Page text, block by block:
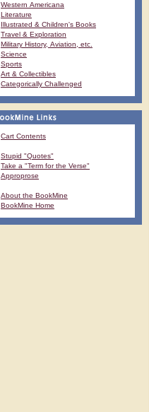
Western Americana
Literature
Illustrated & Children's Books
Travel & Exploration
Military History, Aviation, etc.
Science
Sports
Art & Collectibles
Categorically Challenged
Cart Contents
Stupid "Quotes"
Take a "Term for the Verse"
Approprose
About the BookMine
BookMine Home